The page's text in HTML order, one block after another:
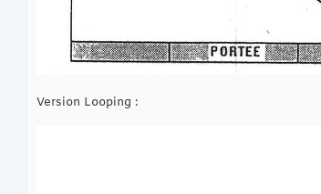
Version Looping :